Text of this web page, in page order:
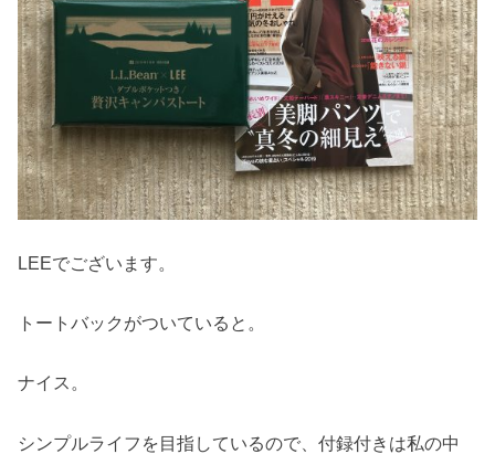
LEEでございます。
トートバックがついていると。
ナイス。
シンプルライフを目指しているので、付録付きは私の中